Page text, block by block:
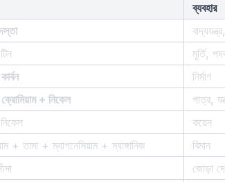
ব্যবহার
মূর্তি,
নির্মাণ
+ নিকেল
পাত্র,
কয়েন
+ তামা + ম্যাগনেসিয়াম + ম্যাঙ্গানিজ
বিমান
জোড়া